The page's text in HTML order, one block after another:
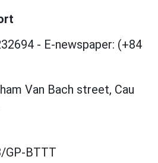
- E-newspaper: (+84
Van Bach street, Cau
GP-BTTT